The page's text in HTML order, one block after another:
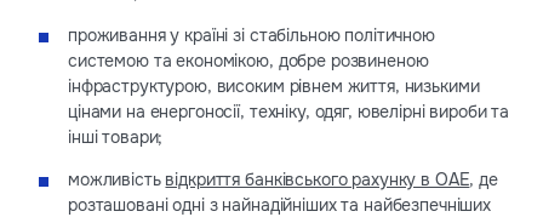
проживання у країні зі стабільною політичною
системою та економікою, добре розвиненою
інфраструктурою, високим рівнем життя, низькими
цінами на енергоносії, техніку, одяг, ювелірні вироби та
інші товари;
можливість відкриття банківського рахунку в ОАЕ, де
розташовані одні з найнадійніших та найбезпечніших